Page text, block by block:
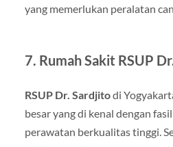
yang memerlukan peralatan
7. Rumah Sakit RSUP
RSUP Dr. Sardjitodi
besar yang di kenal dengan
perawatan berkualitas tinggi.